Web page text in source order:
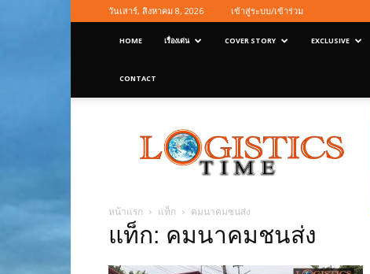
วันเสาร์, สิงหาคม 8, 2026 เข้าสู่ระบบ/เข้าร่วม
HOME เรื่องเด่น COVER STORY EXCLUSIVE
CONTACT
Magazine
หน้าแรก แท็ก คมนาคมชนส่ง
แท็ก: คมนาคมชนส่ง